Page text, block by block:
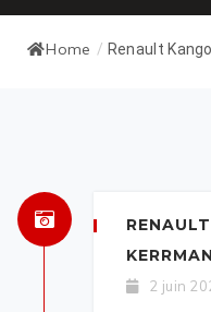
Home / Renault
2 juin